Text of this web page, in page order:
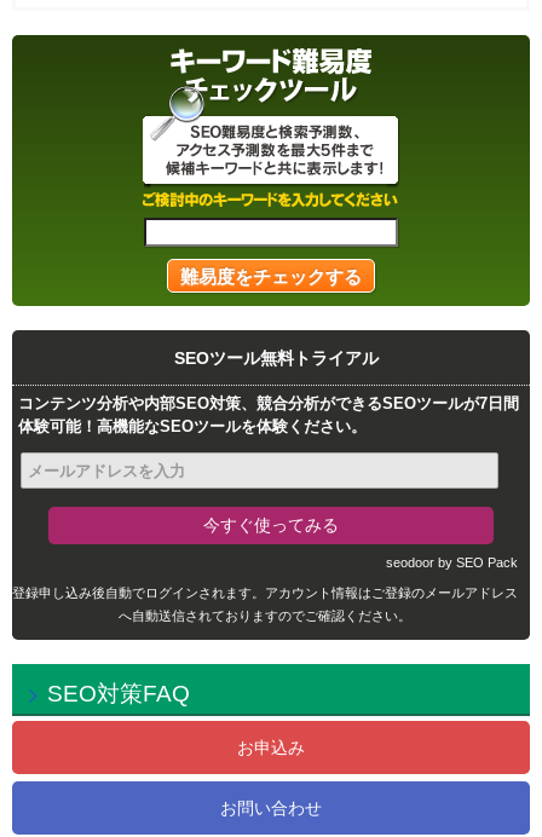
SEOツール無料トライアル
コンテンツ分析や内部SEO対策、競合分析ができるSEOツールが7日間
体験可能！高機能なSEOツールを体験ください。
seodoor by SEO Pack
登録申し込み後自動でログインされます。アカウント情報はご登録のメールアドレス
へ自動送信されておりますのでご確認ください。
SEO対策FAQ
お申込み
お問い合わせ